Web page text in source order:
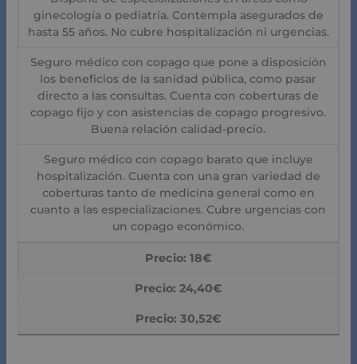
ginecología o pediatría. Contempla asegurados de
hasta 55 años. No cubre hospitalización ni urgencias.
Seguro médico con copago que pone a disposición
los beneficios de la sanidad pública, como pasar
directo a las consultas. Cuenta con coberturas de
copago fijo y con asistencias de copago progresivo.
Buena relación calidad-precio.
Seguro médico con copago barato que incluye
hospitalización. Cuenta con una gran variedad de
coberturas tanto de medicina general como en
cuanto a las especializaciones. Cubre urgencias con
un copago económico.
Precio: 18€
Precio: 24,40€
Precio: 30,52€